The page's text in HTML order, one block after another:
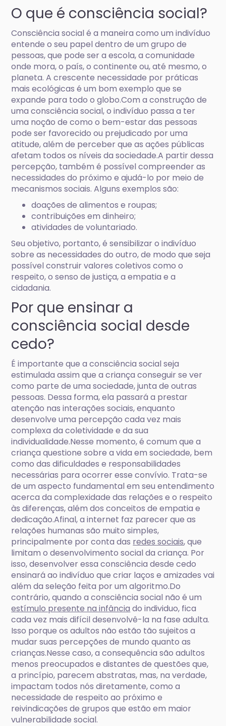
O que é consciência social?
Consciência social é a maneira como um indivíduo
entende o seu papel dentro de um grupo de
pessoas, que pode ser a escola, a comunidade
onde mora, o país, o continente ou, até mesmo, o
planeta. A crescente necessidade por práticas
mais ecológicas é um bom exemplo que se
expande para todo o globo.Com a construção de
uma consciência social, o indivíduo passa a ter
uma noção de como o bem-estar das pessoas
pode ser favorecido ou prejudicado por uma
atitude, além de perceber que as ações públicas
afetam todos os níveis da sociedade.A partir dessa
percepção, também é possível compreender as
necessidades do próximo e ajudá-lo por meio de
mecanismos sociais. Alguns exemplos são:
doações de alimentos e roupas;
contribuições em dinheiro;
atividades de voluntariado.
Seu objetivo, portanto, é sensibilizar o indivíduo
sobre as necessidades do outro, de modo que seja
possível construir valores coletivos como o
respeito, o senso de justiça, a empatia e a
cidadania.
Por que ensinar a
consciência social desde
cedo?
É importante que a consciência social seja
estimulada assim que a criança conseguir se ver
como parte de uma sociedade, junta de outras
pessoas. Dessa forma, ela passará a prestar
atenção nas interações sociais, enquanto
desenvolve uma percepção cada vez mais
complexa da coletividade e da sua
individualidade.Nesse momento, é comum que a
criança questione sobre a vida em sociedade, bem
como das dificuldades e responsabilidades
necessárias para ocorrer esse convívio. Trata-se
de um aspecto fundamental em seu entendimento
acerca da complexidade das relações e o respeito
às diferenças, além dos conceitos de empatia e
dedicação.Afinal, a internet faz parecer que as
relações humanas são muito simples,
principalmente por conta das redes sociais, que
limitam o desenvolvimento social da criança. Por
isso, desenvolver essa consciência desde cedo
ensinará ao indivíduo que criar laços e amizades vai
além da seleção feita por um algoritmo.Do
contrário, quando a consciência social não é um
estímulo presente na infância do individuo, fica
cada vez mais difícil desenvolvê-la na fase adulta.
Isso porque os adultos não estão tão sujeitos a
mudar suas percepções de mundo quanto as
crianças.Nesse caso, a consequência são adultos
menos preocupados e distantes de questões que,
a princípio, parecem abstratas, mas, na verdade,
impactam todos nós diretamente, como a
necessidade de respeito ao próximo e
reivindicações de grupos que estão em maior
vulnerabilidade social.